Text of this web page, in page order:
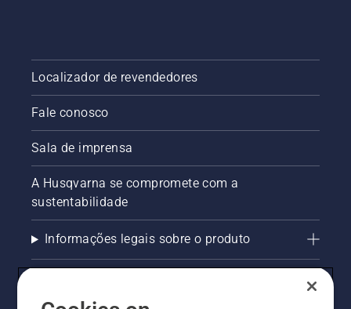
Localizador de revendedores
Fale conosco
Sala de imprensa
A Husqvarna se compromete com a
sustentabilidade
Informações legais sobre o produto